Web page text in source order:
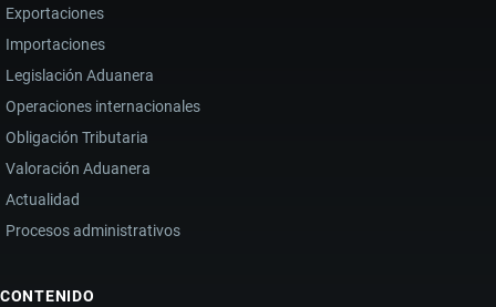
Exportaciones
Importaciones
Legislación Aduanera
Operaciones internacionales
Obligación Tributaria
Valoración Aduanera
Actualidad
Procesos administrativos
CONTENIDO